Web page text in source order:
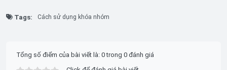
Tags: Cách sử dụng khóa nhóm
Tổng số điểm của bài viết là: 0 trong 0 đánh giá